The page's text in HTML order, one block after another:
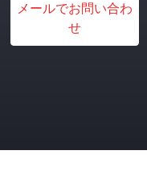
メールでお問い合わ
せ